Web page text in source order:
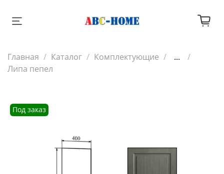
Главная Каталог Комплектующие
...
Липа пепел
Под заказ